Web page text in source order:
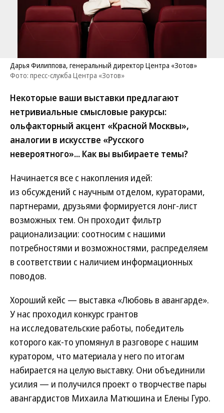
Дарья Филиппова, генеральный директор Центра «Зотов»
Фото: пресс-служба Центра «Зотов»
Некоторые ваши выставки предлагают
нетривиальные смысловые ракурсы:
ольфакторный акцент «Красной Москвы»,
аналогии в искусстве «Русского
невероятного»... Как вы выбираете темы?
Начинается все с накопления идей:
из обсуждений с научным отделом, кураторами,
партнерами, друзьями формируется лонг-лист
возможных тем. Он проходит фильтр
рационализации: соотносим с нашими
потребностями и возможностями, распределяем
в соответствии с наличием информационных
поводов.
Хороший кейс — выставка «Любовь в авангарде».
У нас проходил конкурс грантов
на исследовательские работы, победитель
которого как-то упомянул в разговоре с нашим
куратором, что материала у него по итогам
набирается на целую выставку. Они объединили
усилия — и получился проект о творчестве пары
авангардистов Михаила Матюшина и Елены Гуро.